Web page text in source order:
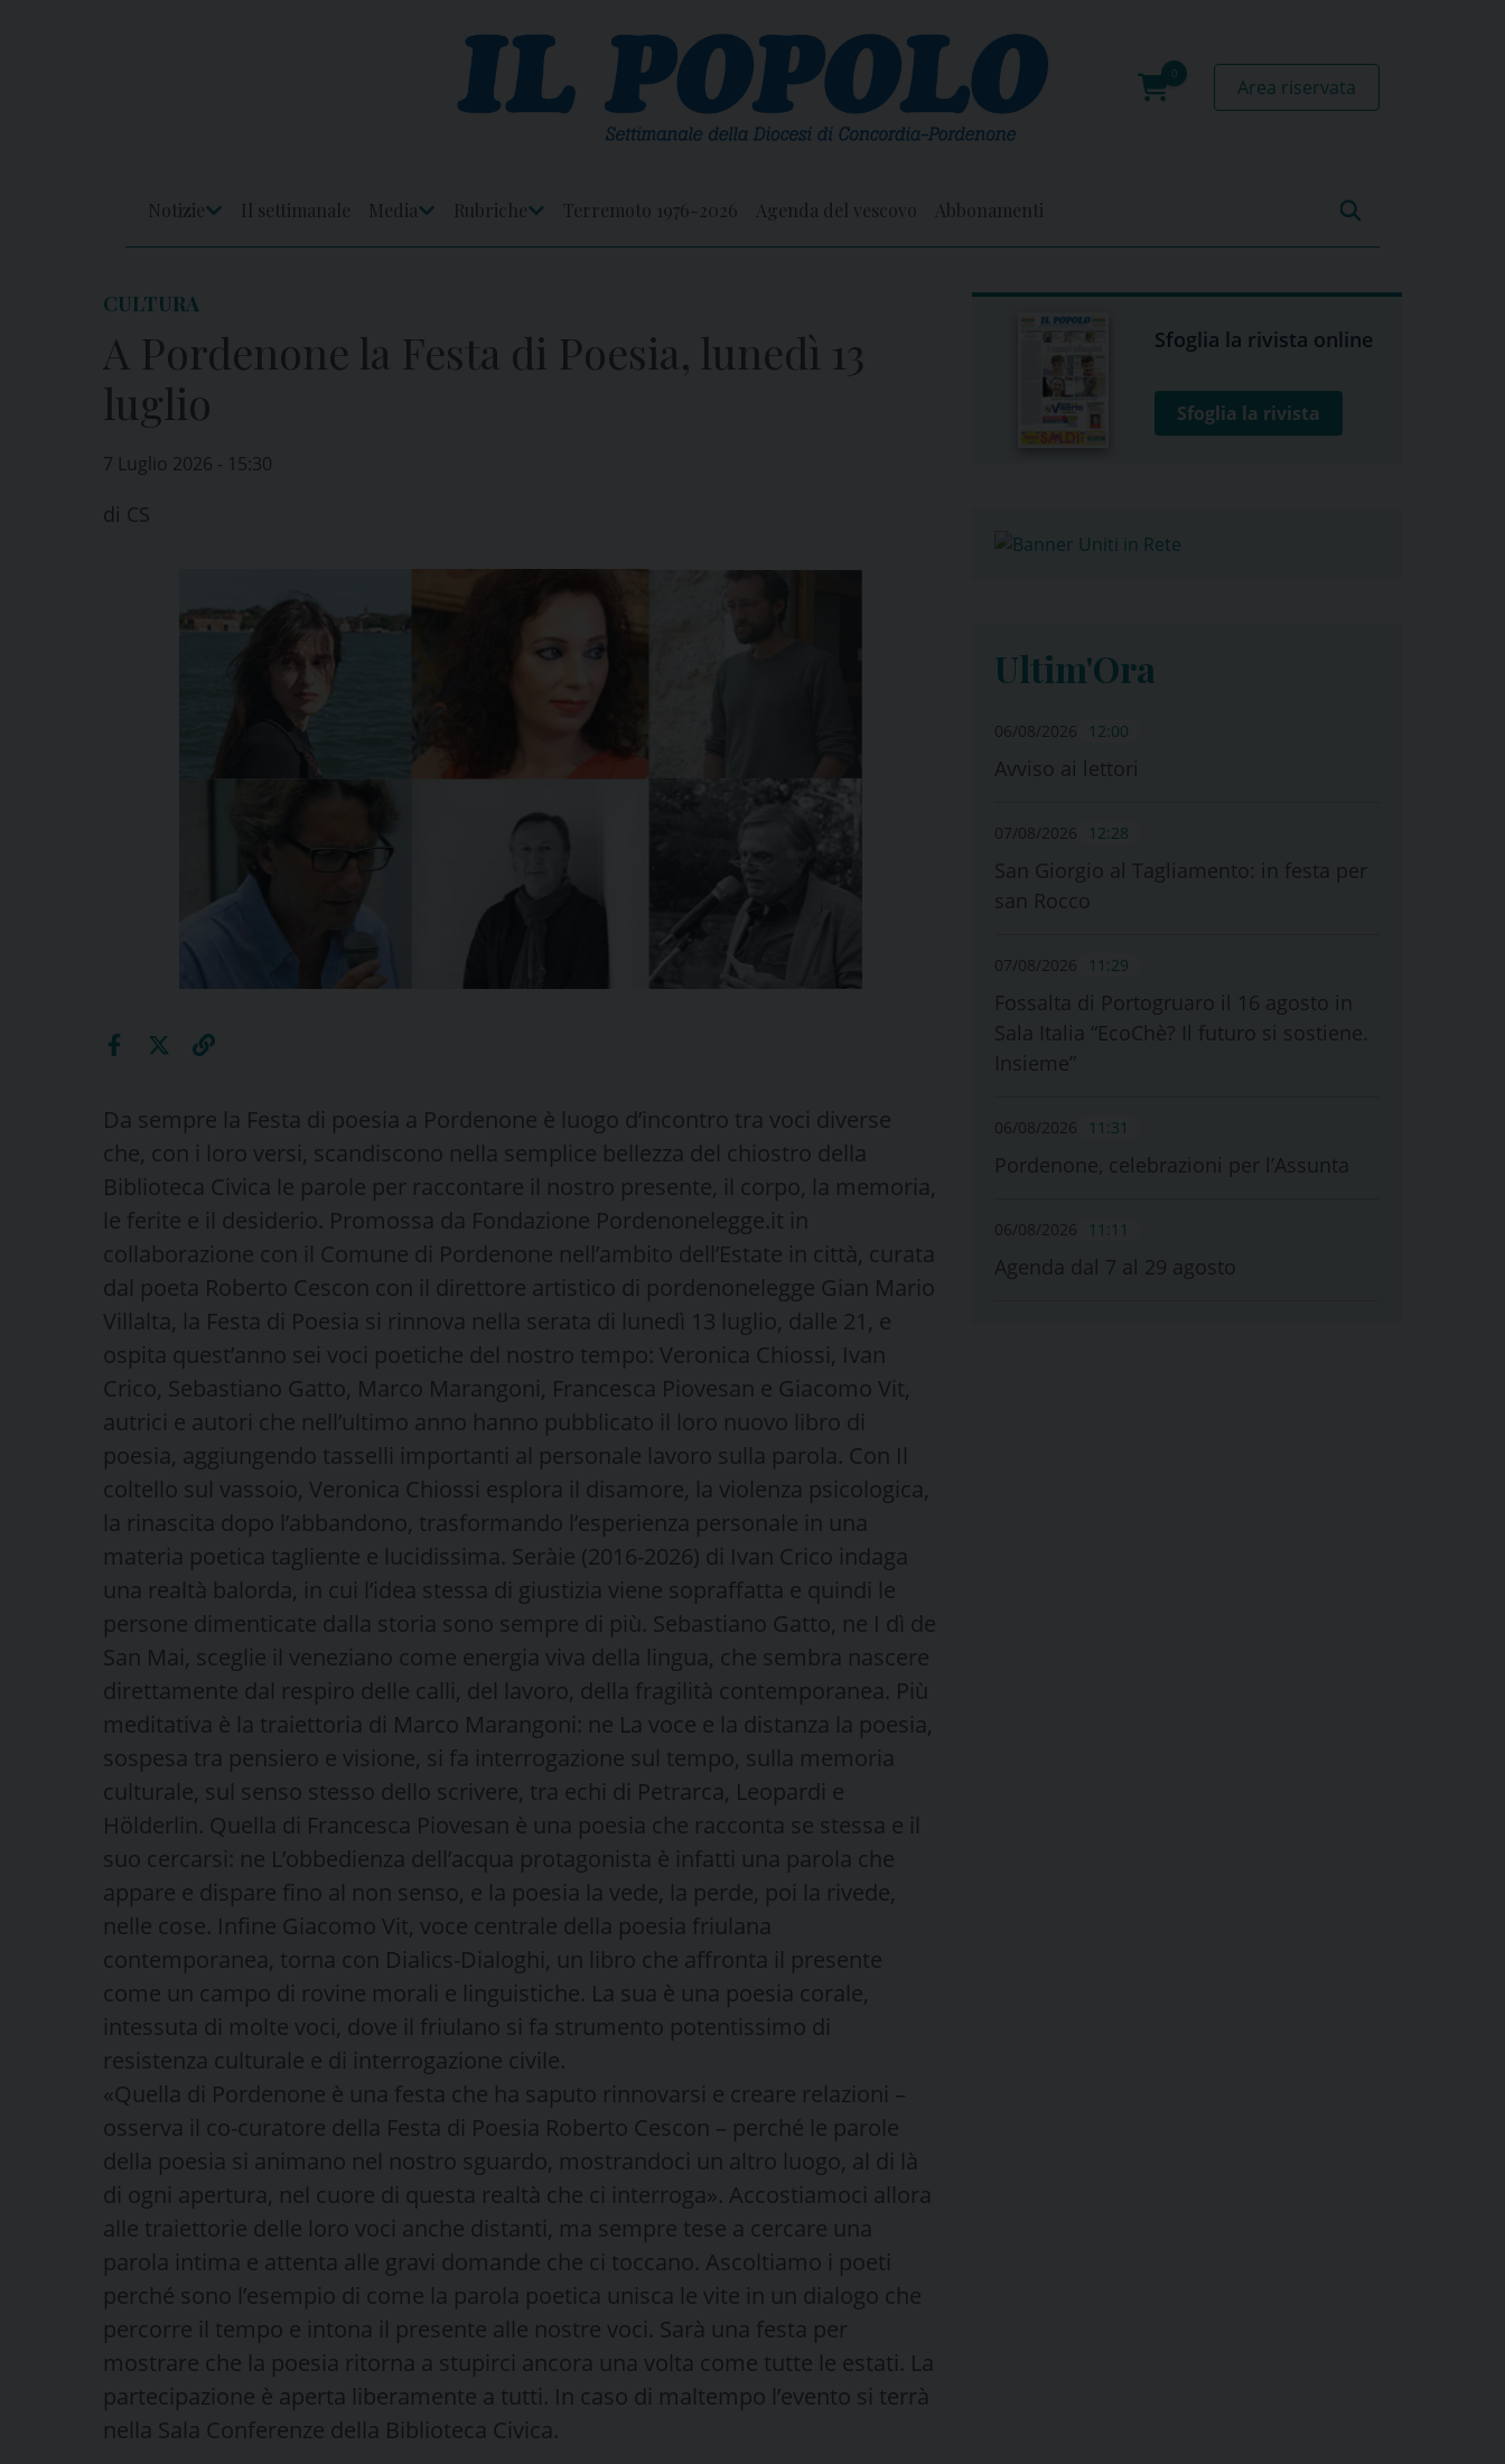
0
Area riservata
Notizie
Il settimanale
Media
Rubriche
Terremoto 1976-2026 Agenda del vescovo Abbonamenti
CULTURA
A Pordenone la Festa di Poesia, lunedì 13
luglio
7 Luglio 2026 - 15:30
di CS
Da sempre la Festa di poesia a Pordenone è luogo d’incontro tra voci diverse
che, con i loro versi, scandiscono nella semplice bellezza del chiostro della
Biblioteca Civica le parole per raccontare il nostro presente, il corpo, la memoria,
le ferite e il desiderio. Promossa da Fondazione Pordenonelegge.it in
collaborazione con il Comune di Pordenone nell’ambito dell’Estate in città, curata
dal poeta Roberto Cescon con il direttore artistico di pordenonelegge Gian Mario
Villalta, la Festa di Poesia si rinnova nella serata di lunedì 13 luglio, dalle 21, e
ospita quest’anno sei voci poetiche del nostro tempo: Veronica Chiossi, Ivan
Crico, Sebastiano Gatto, Marco Marangoni, Francesca Piovesan e Giacomo Vit,
autrici e autori che nell’ultimo anno hanno pubblicato il loro nuovo libro di
poesia, aggiungendo tasselli importanti al personale lavoro sulla parola. Con Il
coltello sul vassoio, Veronica Chiossi esplora il disamore, la violenza psicologica,
la rinascita dopo l’abbandono, trasformando l’esperienza personale in una
materia poetica tagliente e lucidissima. Seràie (2016-2026) di Ivan Crico indaga
una realtà balorda, in cui l’idea stessa di giustizia viene sopraffatta e quindi le
persone dimenticate dalla storia sono sempre di più. Sebastiano Gatto, ne I dì de
San Mai, sceglie il veneziano come energia viva della lingua, che sembra nascere
direttamente dal respiro delle calli, del lavoro, della fragilità contemporanea. Più
meditativa è la traiettoria di Marco Marangoni: ne La voce e la distanza la poesia,
sospesa tra pensiero e visione, si fa interrogazione sul tempo, sulla memoria
culturale, sul senso stesso dello scrivere, tra echi di Petrarca, Leopardi e
Hölderlin. Quella di Francesca Piovesan è una poesia che racconta se stessa e il
suo cercarsi: ne L’obbedienza dell’acqua protagonista è infatti una parola che
appare e dispare fino al non senso, e la poesia la vede, la perde, poi la rivede,
nelle cose. Infine Giacomo Vit, voce centrale della poesia friulana
contemporanea, torna con Dialics-Dialoghi, un libro che affronta il presente
come un campo di rovine morali e linguistiche. La sua è una poesia corale,
intessuta di molte voci, dove il friulano si fa strumento potentissimo di
resistenza culturale e di interrogazione civile.
«Quella di Pordenone è una festa che ha saputo rinnovarsi e creare relazioni –
osserva il co-curatore della Festa di Poesia Roberto Cescon – perché le parole
della poesia si animano nel nostro sguardo, mostrandoci un altro luogo, al di là
di ogni apertura, nel cuore di questa realtà che ci interroga». Accostiamoci allora
alle traiettorie delle loro voci anche distanti, ma sempre tese a cercare una
parola intima e attenta alle gravi domande che ci toccano. Ascoltiamo i poeti
perché sono l’esempio di come la parola poetica unisca le vite in un dialogo che
percorre il tempo e intona il presente alle nostre voci. Sarà una festa per
mostrare che la poesia ritorna a stupirci ancora una volta come tutte le estati. La
partecipazione è aperta liberamente a tutti. In caso di maltempo l’evento si terrà
nella Sala Conferenze della Biblioteca Civica.
Sfoglia la rivista online
Sfoglia la rivista
Ultim'Ora
06/08/2026 12:00
Avviso ai lettori
07/08/2026 12:28
San Giorgio al Tagliamento: in festa per
san Rocco
07/08/2026 11:29
Fossalta di Portogruaro il 16 agosto in
Sala Italia “EcoChè? Il futuro si sostiene.
Insieme”
06/08/2026 11:31
Pordenone, celebrazioni per l’Assunta
06/08/2026 11:11
Agenda dal 7 al 29 agosto